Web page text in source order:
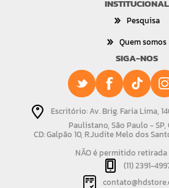
INSTITUCIONAL
Pesquisa
Quem somos
SIGA-NOS
Escritório: Av. Brig. Faria Lima,
Paulistano, São Paulo - SP,
CD: Galpão 10, R.Judite Melo dos
NÃO é permitido
(11) 2391-